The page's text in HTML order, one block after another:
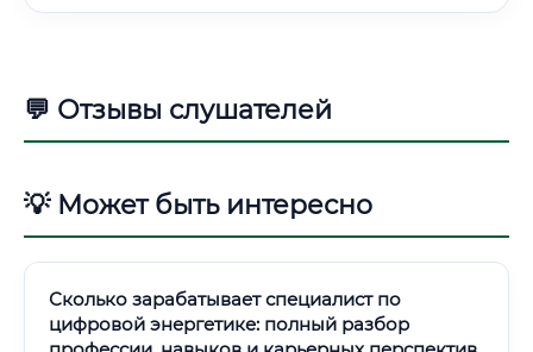
💬 Отзывы слушателей
💡 Может быть интересно
Сколько зарабатывает специалист по
цифровой энергетике: полный разбор